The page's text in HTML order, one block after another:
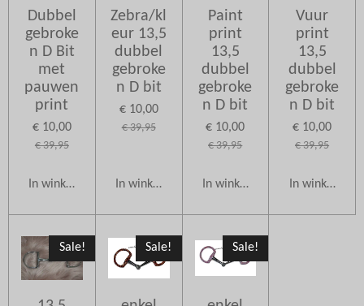
Dubbel
gebroke
n D Bit
met
pauwen
print
€ 10,00
€ 39,95
In winkelwagen
Zebra/kl
eur 13,5
dubbel
gebroke
n D bit
€ 10,00
€ 39,95
In winkelwagen
Paint
print
13,5
dubbel
gebroke
n D bit
€ 10,00
€ 39,95
In winkelwagen
Vuur
print
13,5
dubbel
gebroke
n D bit
€ 10,00
€ 39,95
In
Sale! Sale! Sale!